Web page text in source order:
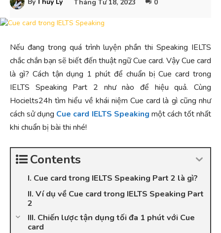
Tháng Tư 18, 2023 0
Nếu đang trong quá trình luyện phần thi Speaking IELTS
chắc chắn bạn sẽ biết đến thuật ngữ Cue card. Vậy Cue card
là gì? Cách tận dụng 1 phút để chuẩn bị Cue card trong
IELTS Speaking Part 2 như nào để hiệu quả. Cùng
Hocielts24h tìm hiểu về khái niệm Cue card là gì cũng như
cách sử dụng Cue card IELTS Speaking một cách tốt nhất
khi chuẩn bị bài thi nhé!
Contents
I. Cue card trong IELTS Speaking Part 2 là gì?
II. Ví dụ về Cue card trong IELTS Speaking Part
2
III. Chiến lược tận dụng tối đa 1 phút với Cue
card